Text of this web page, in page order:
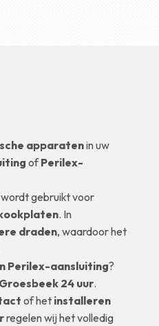
apparatenin uw
ofPerilex-
gebruikt voor
. In
draden, waardoor het
Perilex-aansluiting?
24 uur.
of het installeren
regelen wij het volledig